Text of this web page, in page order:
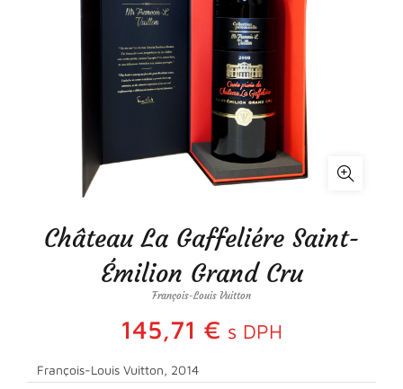
Château La Gaffeliére Saint-
Émilion Grand Cru
François-Louis Vuitton
145,71 € s DPH
François-Louis Vuitton, 2014